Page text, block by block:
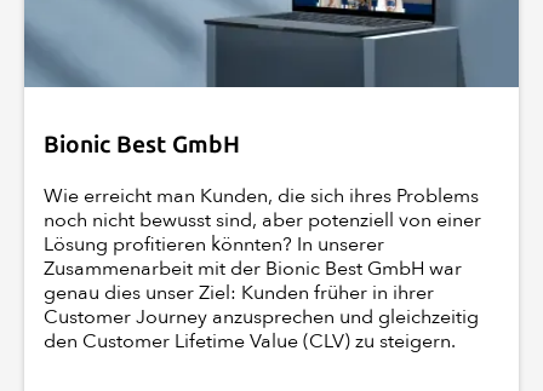
Bionic Best GmbH
Wie erreicht man Kunden, die sich ihres Problems
noch nicht bewusst sind, aber potenziell von einer
Lösung profitieren könnten? In unserer
Zusammenarbeit mit der Bionic Best GmbH war
genau dies unser Ziel: Kunden früher in ihrer
Customer Journey anzusprechen und gleichzeitig
den Customer Lifetime Value (CLV) zu steigern.